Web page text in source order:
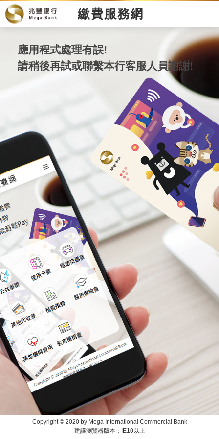
繳費服務網
應用程式處理有誤!
請稍後再試或聯繫本行客服人員謝謝!
Copyright © 2020 by Mega International Commercial Bank
建議瀏覽器版本：IE10以上